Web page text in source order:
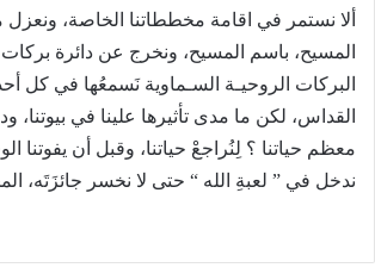
ألا نستمر في اقامة مخططاتنا الخاصة،
المسيح، باسم المسيح، ونخرج عن دائرة بركات
البركات الروحيـة السـماوية نَسمعُها في كل
القداس، لكن ما مدى تأثيرها علينا في بيوتنا،
معظم حياتنا ؟ لِنُراجعْ حياتنا، وقبل أن يفوتنا
ندخل في ” لعبةِ الله “ حتى لا نخسر جائزَتَه،